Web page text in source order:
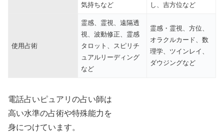
気持ちなど
し、吉方位など
使用占術
霊感、霊視、遠隔透
視、波動修正、霊感
タロット、スピリチ
ュアルリーディング
など
霊感・霊視、方位、
オラクルカード、数
理学、ツインレイ、
ダウジングなど
電話占いピュアリの占い師は
高い水準の占術や特殊能力を
身につけています。